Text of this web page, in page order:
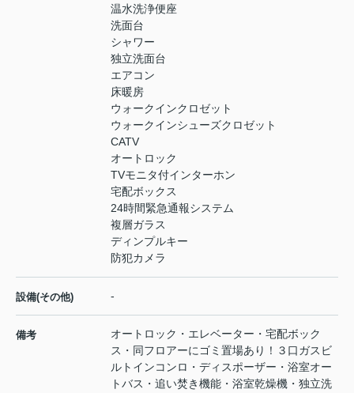
温水洗浄便座
洗面台
シャワー
独立洗面台
エアコン
床暖房
ウォークインクロゼット
ウォークインシューズクロゼット
CATV
オートロック
TVモニタ付インターホン
宅配ボックス
24時間緊急通報システム
複層ガラス
ディンプルキー
防犯カメラ
設備(その他) -
備考
オートロック・エレベーター・宅配ボック
ス・同フロアーにゴミ置場あり！３口ガスビ
ルトインコンロ・ディスポーザー・浴室オー
トバス・追い焚き機能・浴室乾燥機・独立洗